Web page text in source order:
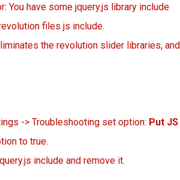
You have some jquery.js library include
files js include.
the revolution slider libraries, and
-> Troubleshooting set option: Put JS
to true.
include and remove it.